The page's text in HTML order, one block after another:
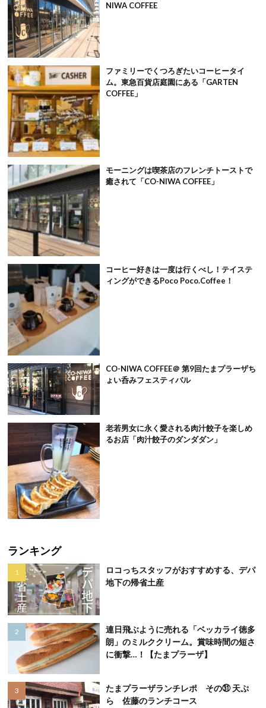
NIWA COFFEE
ファミリーでくつろぎたいコーヒータイ
ム。東急百貨店庭園にある「GARTEN
COFFEE」
モーニングは喫茶店のフレンチトーストで
癒されて「CO-NIWA COFFEE」
コーヒー好きは一度は行くべし！テイステ
ィングができるPoco Poco.Coffee！
CO-NIWA COFFEE＠ 第9回たまプラーザち
ょい呑みフェスティバル
老若男女に永く愛される肉汁餃子を楽しめ
るお店「肉汁餃子のダンダダン」
ランキング
ロコっちスタッフがおすすめする、デパ
地下の帰省土産
連日飛ぶように売れる「ベッカライ徳多
朗」のミルククリーム。賞味時間の短さ
に衝撃…！【たまプラーザ】
たまプラーザランチレポ その㉛ 天ぷ
ら 佐藤のランチコース